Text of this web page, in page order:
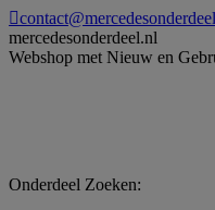
Skip
to
content
mercedesonderdeel.nl
Webshop met Nieuw en
Onderdeel Zoeken: